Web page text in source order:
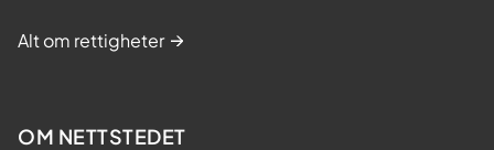
Alt om rettigheter
OM NETTSTEDET